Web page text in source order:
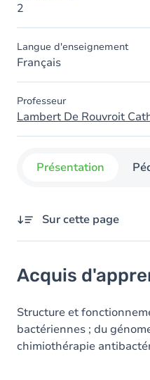
2
Langue d'enseignement
Français
Professeur
Lambert De Rouvroit
Présentation
Sur cette page
Objectifs
Contenu
Table des matières
Acquis
Structure et
bactériennes ; du
chimiothérapie